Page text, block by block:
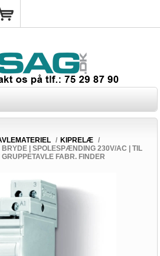
/ KIPRELÆ /
| SPOLESPÆNDING 230V/AC | TIL
GRUPPETAVLE FABR. FINDER